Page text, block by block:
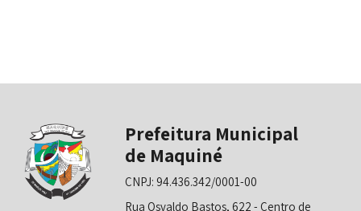
Prefeitura Municipal
de Maquiné
CNPJ: 94.436.342/0001-00
Rua Osvaldo Bastos, 622 - Centro de